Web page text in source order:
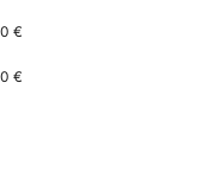
0 €
0 €